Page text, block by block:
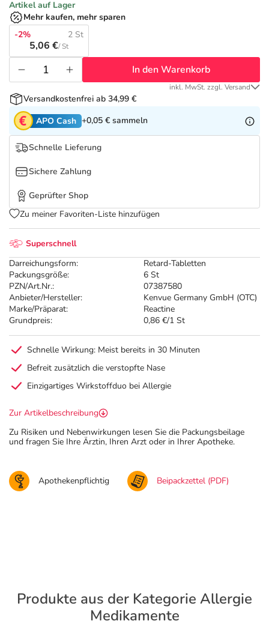
Tierapotheke
Vitamine & Mineralstoffe
Marken
Salus Deals
Superschnell
Darreichungsform:
Retard-Tabletten
Packungsgröße:
6 St
PZN/Art.Nr.:
07387580
Anbieter/Hersteller:
Kenvue Germany GmbH (OTC)
Marke/Präparat:
Reactine
Grundpreis:
0,86 €/1 St
Artikel auf Lager
Mehr kaufen, mehr sparen
-2%
2 St
5,06 €/ St
In den Warenkorb
inkl. MwSt. zzgl. Versand
Versandkostenfrei ab 34,99 €
APO Cash +0,05 € sammeln
Schnelle Lieferung
Sichere Zahlung
Geprüfter Shop
Zu meiner Favoriten-Liste hinzufügen
Schnelle Wirkung: Meist bereits in 30 Minuten
Befreit zusätzlich die verstopfte Nase
Einzigartiges Wirkstoffduo bei Allergie
Zur Artikelbeschreibung
Zu Risiken und Nebenwirkungen lesen Sie die Packungsbeilage
und fragen Sie Ihre Ärztin, Ihren Arzt oder in Ihrer Apotheke.
Apothekenpflichtig Beipackzettel (PDF)
Produkte aus der Kategorie Allergie
Medikamente